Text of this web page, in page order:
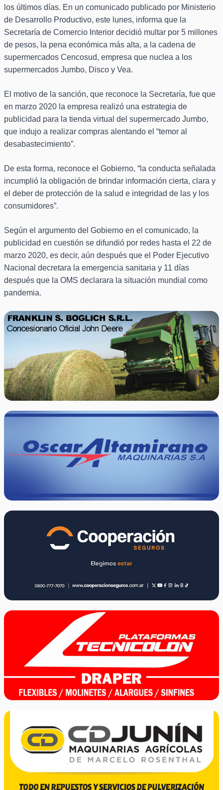
los últimos días. En un comunicado publicado por Ministerio
de Desarrollo Productivo, este lunes, informa que la
Secretaría de Comercio Interior decidió multar por 5 millones
de pesos, la pena económica más alta, a la cadena de
supermercados Cencosud, empresa que nuclea a los
supermercados Jumbo, Disco y Vea.
El motivo de la sanción, que reconoce la Secretaría, fue que
en marzo 2020 la empresa realizó una estrategia de
publicidad para la tienda virtual del supermercado Jumbo,
que indujo a realizar compras alentando el “temor al
desabastecimiento”.
De esta forma, reconoce el Gobierno, “la conducta señalada
incumplió la obligación de brindar información cierta, clara y
el deber de protección de la salud e integridad de las y los
consumidores”.
Según el argumento del Gobierno en el comunicado, la
publicidad en cuestión se difundió por redes hasta el 22 de
marzo 2020, es decir, aún después que el Poder Ejecutivo
Nacional decretara la emergencia sanitaria y 11 días
después que la OMS declarara la situación mundial como
pandemia.